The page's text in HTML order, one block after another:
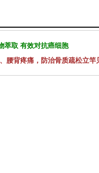
萃取 有效对抗癌细胞
腰背疼痛，防治骨质疏松立竿